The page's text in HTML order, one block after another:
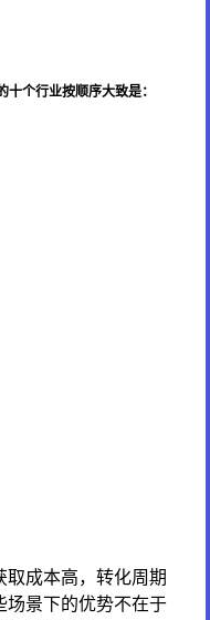
十个行业按顺序大致是：
成本高，转化周期
场景下的优势不在于